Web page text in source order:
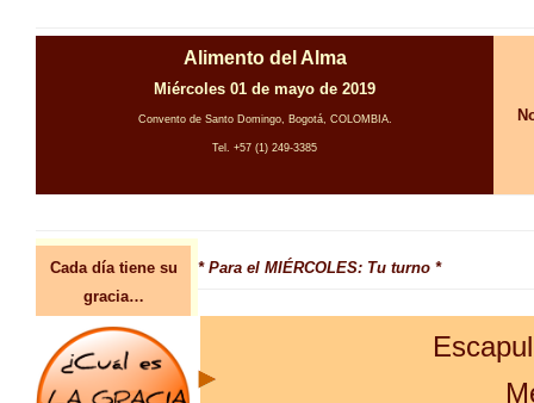
Alimento del Alma
Miércoles 01 de mayo de 2019
Convento de Santo Domingo, Bogotá, COLOMBIA.
Tel. +57 (1) 249-3385
Cada día tiene su
gracia…
* Para el MIÉRCOLES: Tu turno *